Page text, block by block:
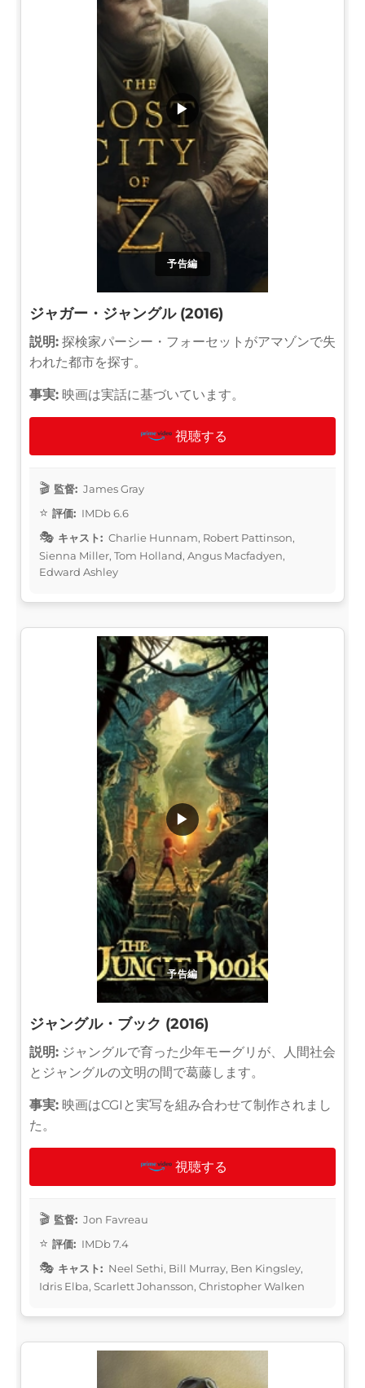
予告編
▶
ジャガー・ジャングル (2016)
説明: 探検家パーシー・フォーセットがアマゾンで失
われた都市を探す。
事実: 映画は実話に基づいています。
視聴する
監督: James Gray
評価: IMDb 6.6
キャスト: Charlie Hunnam, Robert Pattinson,
Sienna Miller, Tom Holland, Angus Macfadyen,
Edward Ashley
予告編
▶
ジャングル・ブック (2016)
説明: ジャングルで育った少年モーグリが、人間社会
とジャングルの文明の間で葛藤します。
事実: 映画はCGIと実写を組み合わせて制作されまし
た。
視聴する
監督: Jon Favreau
評価: IMDb 7.4
キャスト: Neel Sethi, Bill Murray, Ben Kingsley,
Idris Elba, Scarlett Johansson, Christopher Walken